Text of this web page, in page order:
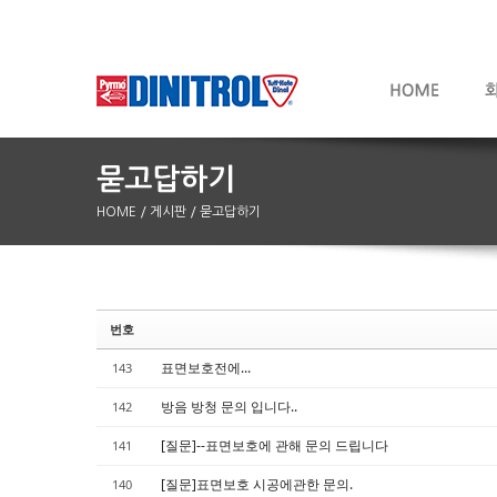
HOME / 게시판 / 묻고답하기
번호
143 표면보호전에...
142 방음 방청 문의 입니다..
141 [질문]--표면보호에 관해 문의 드립니다
140 [질문]표면보호 시공에관한 문의.
Sketchbook5, 스케치북5
Sketchbook5, 스케치북5